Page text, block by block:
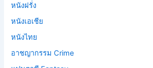
หนังฝรั่ง
หนังเอเชีย
หนังไทย
อาชญากรรม Crime